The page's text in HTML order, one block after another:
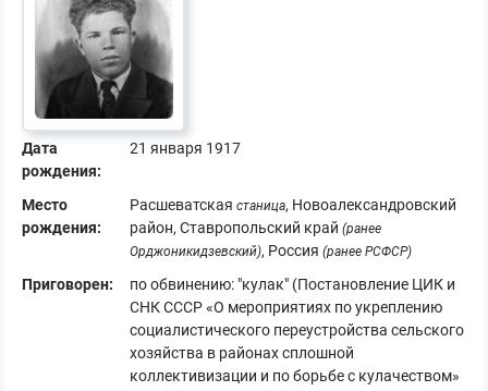
Дата
рождения:
21 января 1917
Место
рождения:
Расшеватская станица, Новоалександровский
район, Ставропольский край (ранее
Орджоникидзевский), Россия (ранее РСФСР)
Приговорен:
по обвинению: "кулак" (Постановление ЦИК и
СНК СССР «О мероприятиях по укреплению
социалистического переустройства сельского
хозяйства в районах сплошной
коллективизации и по борьбе с кулачеством»